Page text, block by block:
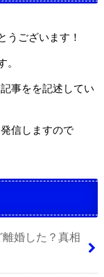
うございます！
事をを記述してい
信しますので
婚した？真相